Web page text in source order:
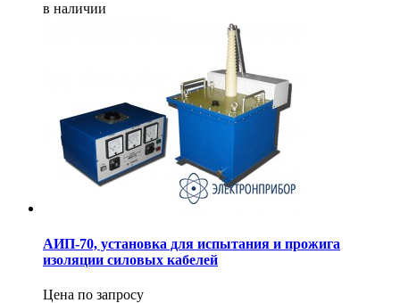
в наличии
АИП-70, установка для испытания и прожига
изоляции силовых кабелей
Цена по запросу